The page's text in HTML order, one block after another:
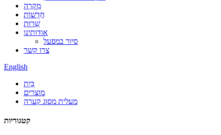
מִקרֶה
חֲדָשׁוֹת
שֵׁרוּת
אודותינו
סיור במפעל
צרו קשר
English
בַּיִת
מוצרים
מעלית מסוג קערה
קטגוריות